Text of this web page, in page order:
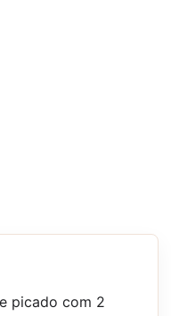
picado com 2